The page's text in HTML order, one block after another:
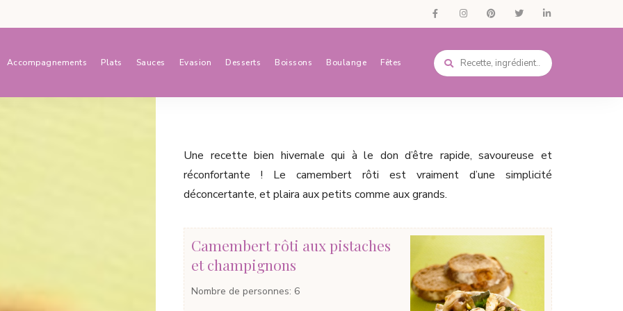
Accompagnements Plats Sauces Evasion Desserts Boissons Boulange Fêtes
Une recette bien hivernale qui à le don d’être rapide, savoureuse et
réconfortante ! Le camembert rôti est vraiment d’une simplicité
déconcertante, et plaira aux petits comme aux grands.
Camembert rôti aux pistaches
et champignons
Nombre de personnes: 6